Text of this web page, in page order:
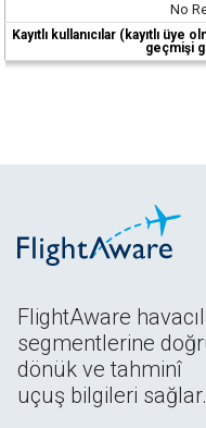
No
Kayıtlı kullanıcılar (kayıtlı
geçmişi
FlightAware
segmentlerine
dönük ve tahminî
uçuş bilgileri sağlar.